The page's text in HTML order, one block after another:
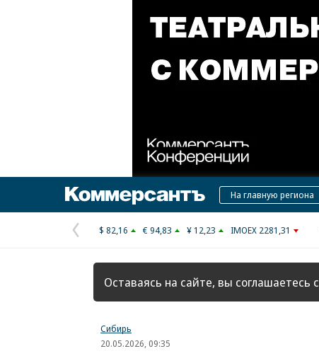
КоммерсантъНа главную региона
Предыдущая
страница
$ 82,16 € 94,83 ¥ 12,23 IMOEX 2281,31
Оставаясь на сайте, вы соглашаетесь с
Сибирь
20.05.2026, 09:35